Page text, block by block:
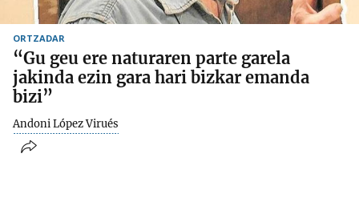
ORTZADAR
“Gu geu ere naturaren parte garela
jakinda ezin gara hari bizkar emanda
bizi”
Andoni López Virués